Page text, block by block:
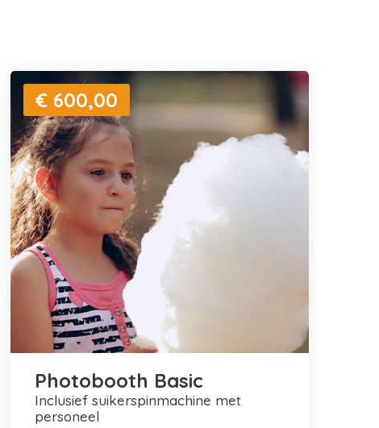
€ 600,00
Photobooth Basic
inclusief suikerspinmachine met
personeel